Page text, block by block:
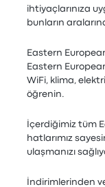
ihtiyaçlarınıza
bunların
Eastern
Eastern
WiFi, klima,
öğrenin.
İçerdiğimiz tüm
hatlarımız
ulaşmanızı
İndirimlerinden